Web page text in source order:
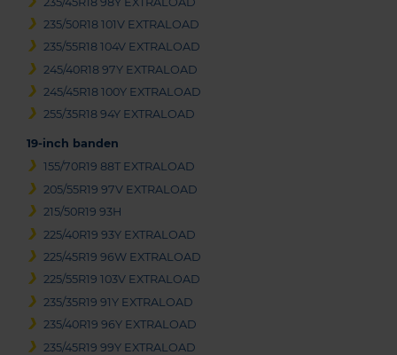
235/50R18 101V EXTRALOAD
235/55R18 104V EXTRALOAD
245/40R18 97Y EXTRALOAD
245/45R18 100Y EXTRALOAD
255/35R18 94Y EXTRALOAD
19-inch banden
155/70R19 88T EXTRALOAD
205/55R19 97V EXTRALOAD
215/50R19 93H
225/40R19 93Y EXTRALOAD
225/45R19 96W EXTRALOAD
225/55R19 103V EXTRALOAD
235/35R19 91Y EXTRALOAD
235/40R19 96Y EXTRALOAD
235/45R19 99Y EXTRALOAD